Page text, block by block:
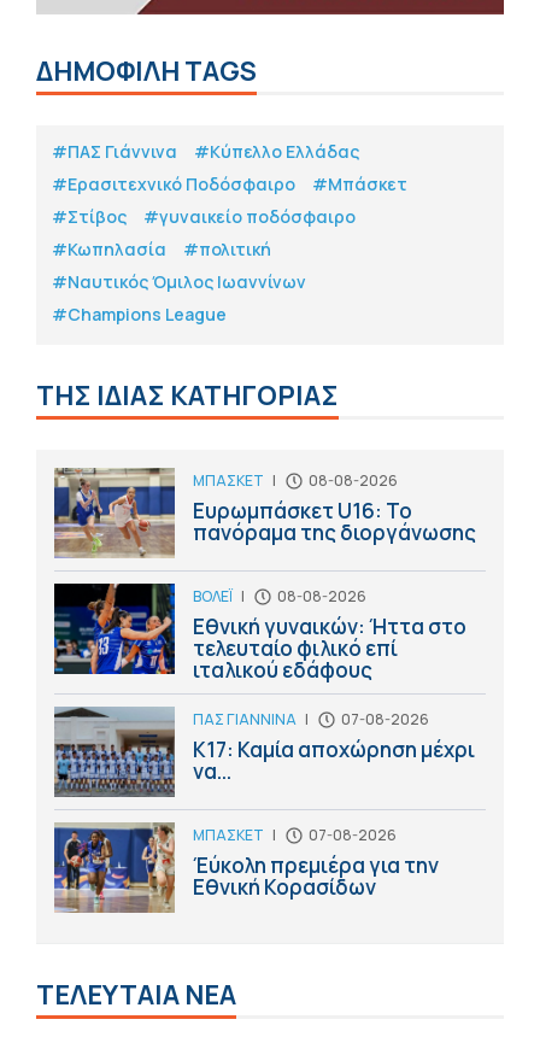
ΔΗΜΟΦΙΛΗ TAGS
#ΠΑΣ Γιάννινα
#Κύπελλο Ελλάδας
#Eρασιτεχνικό Ποδόσφαιρο
#Μπάσκετ
#Στίβος
#γυναικείο ποδόσφαιρο
#Κωπηλασία
#πολιτική
#Ναυτικός Όμιλος Ιωαννίνων
#Champions League
ΤΗΣ ΙΔΙΑΣ ΚΑΤΗΓΟΡΙΑΣ
ΜΠΑΣΚΕΤ | 08-08-2026
Ευρωμπάσκετ U16: Το
πανόραμα της διοργάνωσης
ΒΟΛΕΪ | 08-08-2026
Εθνική γυναικών: Ήττα στο
τελευταίο φιλικό επί
ιταλικού εδάφους
ΠΑΣ ΓΙΑΝΝΙΝΑ | 07-08-2026
Κ17: Καμία αποχώρηση μέχρι
να...
ΜΠΑΣΚΕΤ | 07-08-2026
Έύκολη πρεμιέρα για την
Εθνική Κορασίδων
ΤΕΛΕΥΤΑΙΑ ΝΕΑ